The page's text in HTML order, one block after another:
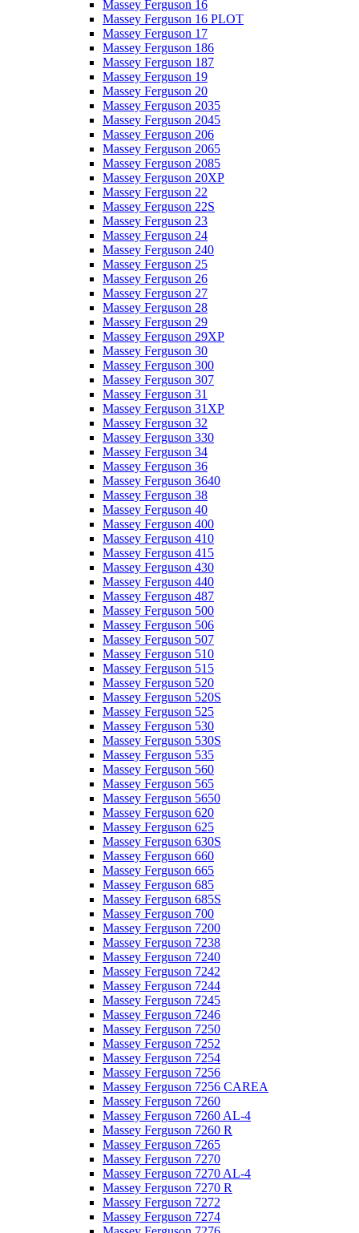
Massey Ferguson 16
Massey Ferguson 16 PLOT
Massey Ferguson 17
Massey Ferguson 186
Massey Ferguson 187
Massey Ferguson 19
Massey Ferguson 20
Massey Ferguson 2035
Massey Ferguson 2045
Massey Ferguson 206
Massey Ferguson 2065
Massey Ferguson 2085
Massey Ferguson 20XP
Massey Ferguson 22
Massey Ferguson 22S
Massey Ferguson 23
Massey Ferguson 24
Massey Ferguson 240
Massey Ferguson 25
Massey Ferguson 26
Massey Ferguson 27
Massey Ferguson 28
Massey Ferguson 29
Massey Ferguson 29XP
Massey Ferguson 30
Massey Ferguson 300
Massey Ferguson 307
Massey Ferguson 31
Massey Ferguson 31XP
Massey Ferguson 32
Massey Ferguson 330
Massey Ferguson 34
Massey Ferguson 36
Massey Ferguson 3640
Massey Ferguson 38
Massey Ferguson 40
Massey Ferguson 400
Massey Ferguson 410
Massey Ferguson 415
Massey Ferguson 430
Massey Ferguson 440
Massey Ferguson 487
Massey Ferguson 500
Massey Ferguson 506
Massey Ferguson 507
Massey Ferguson 510
Massey Ferguson 515
Massey Ferguson 520
Massey Ferguson 520S
Massey Ferguson 525
Massey Ferguson 530
Massey Ferguson 530S
Massey Ferguson 535
Massey Ferguson 560
Massey Ferguson 565
Massey Ferguson 5650
Massey Ferguson 620
Massey Ferguson 625
Massey Ferguson 630S
Massey Ferguson 660
Massey Ferguson 665
Massey Ferguson 685
Massey Ferguson 685S
Massey Ferguson 700
Massey Ferguson 7200
Massey Ferguson 7238
Massey Ferguson 7240
Massey Ferguson 7242
Massey Ferguson 7244
Massey Ferguson 7245
Massey Ferguson 7246
Massey Ferguson 7250
Massey Ferguson 7252
Massey Ferguson 7254
Massey Ferguson 7256
Massey Ferguson 7256 CAREA
Massey Ferguson 7260
Massey Ferguson 7260 AL-4
Massey Ferguson 7260 R
Massey Ferguson 7265
Massey Ferguson 7270
Massey Ferguson 7270 AL-4
Massey Ferguson 7270 R
Massey Ferguson 7272
Massey Ferguson 7274